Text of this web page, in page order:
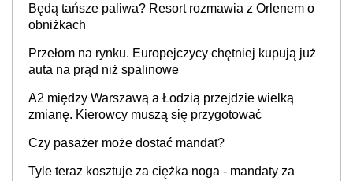
producenta
Będą tańsze paliwa? Resort rozmawia z Orlenem o
obniżkach
Przełom na rynku. Europejczycy chętniej kupują już
auta na prąd niż spalinowe
A2 między Warszawą a Łodzią przejdzie wielką
zmianę. Kierowcy muszą się przygotować
Czy pasażer może dostać mandat?
Tyle teraz kosztuje za ciężka noga - mandaty za